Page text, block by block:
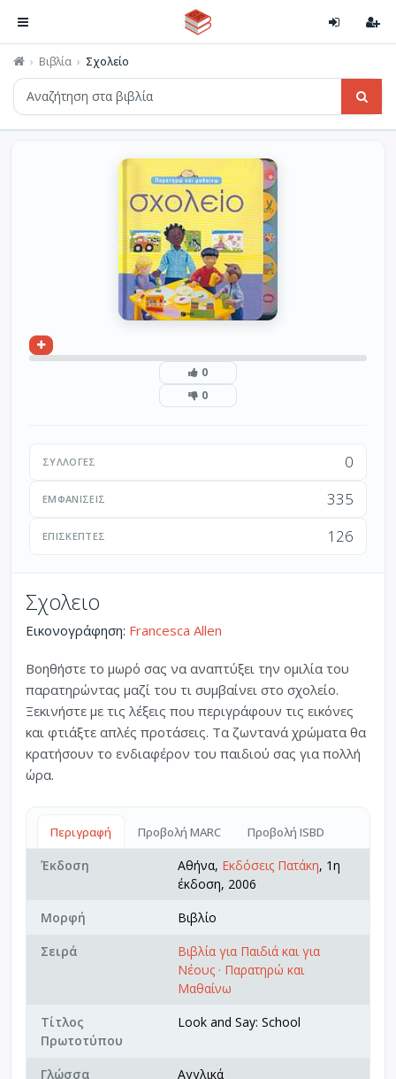
Βιβλία Σχολείο
0
0
ΣΥΛΛΟΓΈΣ 0
ΕΜΦΑΝΊΣΕΙΣ 335
ΕΠΙΣΚΈΠΤΕΣ 126
Σχολειο
Εικονογράφηση: Francesca Allen
Βοηθήστε το μωρό σας να αναπτύξει την ομιλία του
παρατηρώντας μαζί του τι συμβαίνει στο σχολείο.
Ξεκινήστε με τις λέξεις που περιγράφουν τις εικόνες
και φτιάξτε απλές προτάσεις. Τα ζωντανά χρώματα θα
κρατήσουν το ενδιαφέρον του παιδιού σας για πολλή
ώρα.
Περιγραφή Προβολή MARC Προβολή ISBD
Έκδοση Αθήνα, Εκδόσεις Πατάκη, 1η
έκδοση, 2006
Μορφή
Βιβλίο
Σειρά
Βιβλία για Παιδιά και για
Νέους · Παρατηρώ και
Μαθαίνω
Τίτλος
Πρωτοτύπου
Look and Say: School
Γλώσσα
Αγγλικά